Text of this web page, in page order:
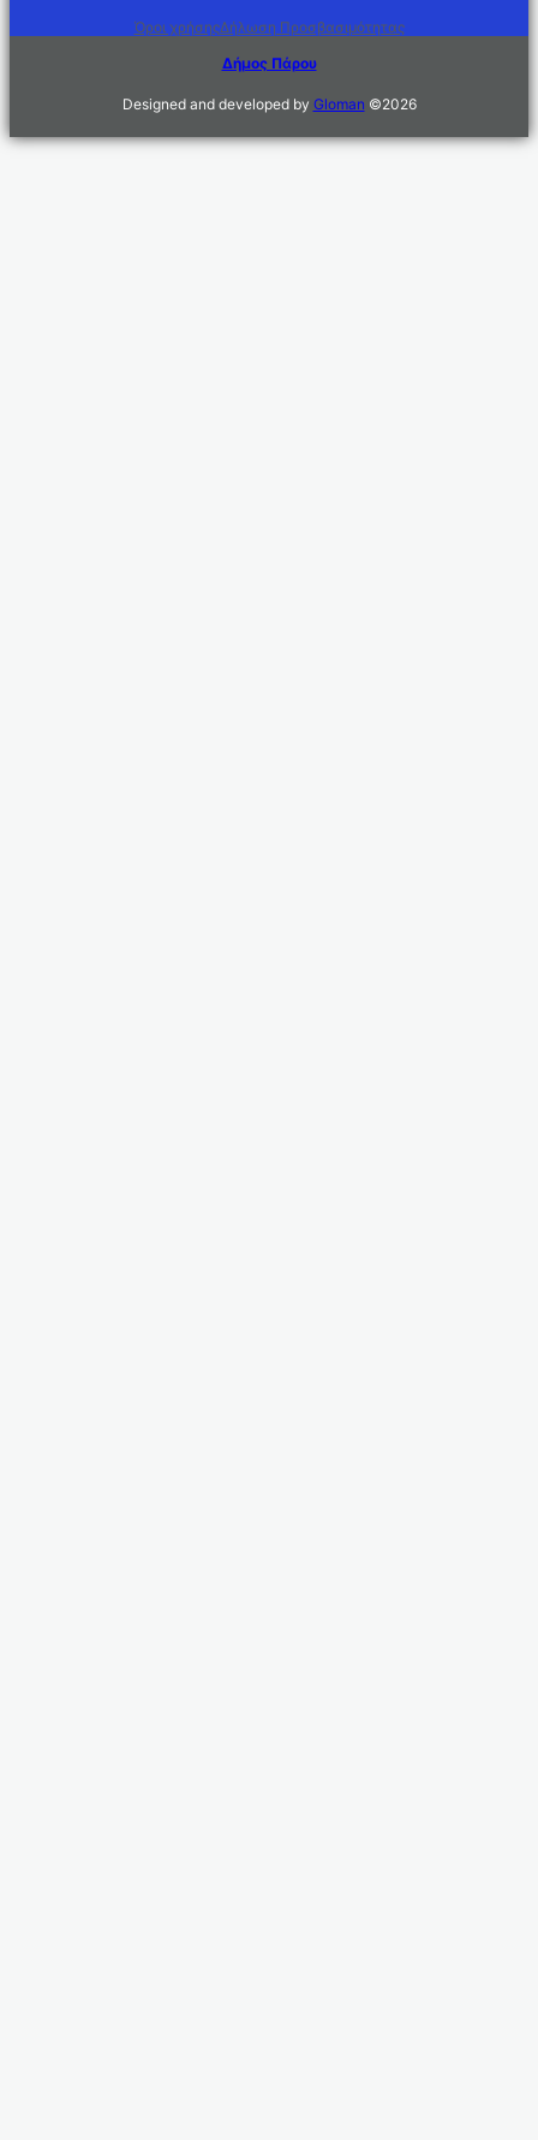
Όροι χρήσηςΔήλωση Προσβασιμότητας
Δήμος Πάρου
Designed and developed by Gloman ©2026